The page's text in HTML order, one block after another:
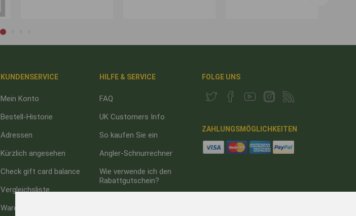
KUNDENSERVICE
Mein Konto
Bestell-Historie
Adressen
Kürzlich angesehen
Check gift card balance
Vergleichsliste
Warenkorb
HILFE & SERVICE
FAQ
UK Customers Info
So kaufen Sie ein
Angler-Schnurrechner
Wie verwende ich den
Rabattgutschein?
FOLGE UNS
ZAHLUNGSMÖGLICHKEITEN